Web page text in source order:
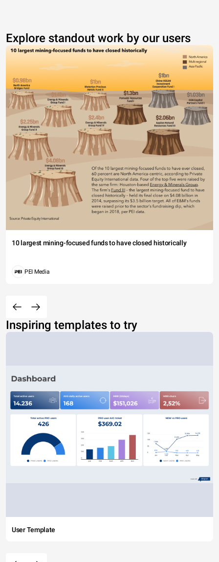
Explore standout work by our users
10 largest mining-focused funds to have closed historically
PEI Media
Inspiring templates to try
User Template